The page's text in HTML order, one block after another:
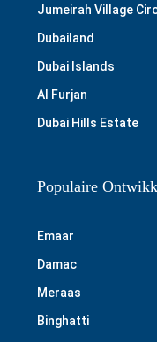
Jumeirah Village
Dubailand
Dubai Islands
Al Furjan
Dubai Hills Estate
Populaire
Emaar
Damac
Meraas
Binghatti